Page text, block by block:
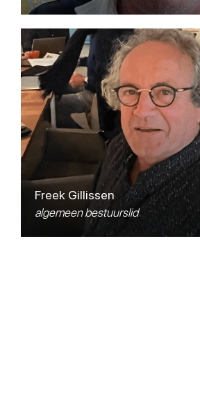
​Freek Gillissen
algemeen bestuurslid